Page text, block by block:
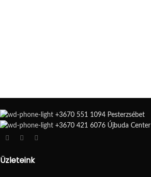
+3670 551 1094 Pesterzsébet
+3670 421 6076 Újbuda Center
Üzleteink